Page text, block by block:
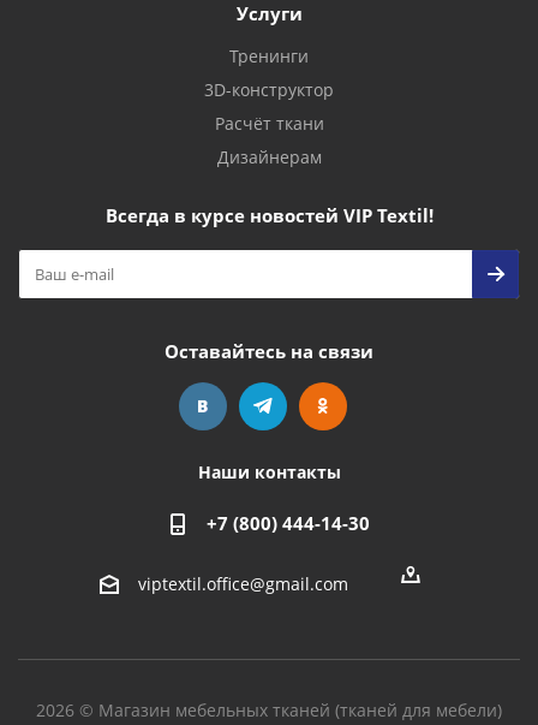
Услуги
Тренинги
3D-конструктор
Расчёт ткани
Дизайнерам
Всегда в курсе новостей VIP Textil!
Оставайтесь на связи
Наши контакты
+7 (800) 444-14-30
viptextil.office@gmail.com
2026 © Магазин мебельных тканей (тканей для мебели)